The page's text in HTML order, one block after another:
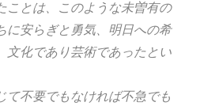
ことは、このような未曽有の
に安らぎと勇気、明日への希
文化であり芸術であったとい
不要でもなければ不急でも